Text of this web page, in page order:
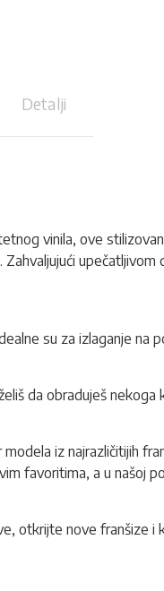
Detalji
vinila, ove
su za izlaganje na
da obraduješ
iz najrazličitijih
favoritima, a u našoj
otkrijte nove franšize